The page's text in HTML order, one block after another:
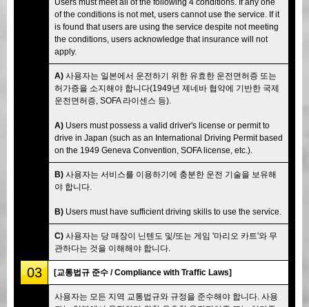
of the conditions is not met, users cannot use the service. If it
is found that users are using the service despite not meeting
the conditions, users acknowledge that insurance will not
apply.
A) 사용자는 일본에서 운전하기 위한 유효한 운전면허증 또는
허가증을 소지해야 합니다(1949년 제네바 협약에 기반한 국제
운전면허증, SOFA 라이센스 등).
A) Users must possess a valid driver's license or permit to
drive in Japan (such as an International Driving Permit based
on the 1949 Geneva Convention, SOFA license, etc.).
B) 사용자는 서비스를 이용하기에 충분한 운전 기술을 보유해
야 합니다.
B) Users must have sufficient driving skills to use the service.
C) 사용자는 당 매장이 닌텐도 및/또는 게임 '마리오 카트'와 무
관하다는 것을 이해해야 합니다.
03 [교통법규 준수 / Compliance with Traffic Laws]
사용자는 모든 지역 교통법규와 규정을 준수해야 합니다. 사용